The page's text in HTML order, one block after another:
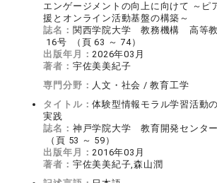
エンゲージメントの向上に向けて ～ピ
援とオンライン活動基盤の構築～
誌名： 関西学院大学 教務機構 高等教
16号 （頁 63 ～ 74）
出版年月：2026年03月
著者： 宇佐美美紀子
専門分野： 人文・社会 / 教育工学
タイトル：体験型情報モラル学習活動
実践
誌名： 神戸学院大学 教育開発センタ
（頁 53 ～ 59）
出版年月：2016年03月
著者： 宇佐美美紀子,森山潤